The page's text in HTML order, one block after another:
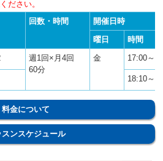
ださい。
回数・時間
開催日時
曜日
時間
週1回×月4回
60分
金 17:00～
18:10～
料金について
スンスケジュール